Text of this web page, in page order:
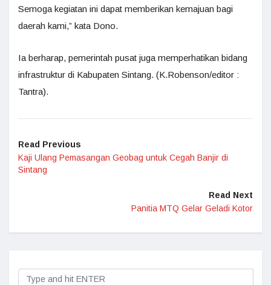
Semoga kegiatan ini dapat memberikan kemajuan bagi
daerah kami,” kata Dono.
Ia berharap, pemerintah pusat juga memperhatikan bidang
infrastruktur di Kabupaten Sintang. (K.Robenson/editor :
Tantra).
Read Previous
Kaji Ulang Pemasangan Geobag untuk Cegah Banjir di
Sintang
Read Next
Panitia MTQ Gelar Geladi Kotor